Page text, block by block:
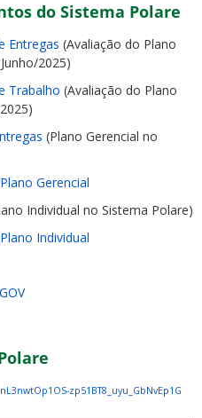
do Sistema Polare
Entregas (Avaliação do Plano
2025)
Trabalho (Avaliação do Plano
(Plano Gerencial no
Gerencial
Individual no Sistema Polare)
Individual
zp51BT8_uyu_GbNvEp1G